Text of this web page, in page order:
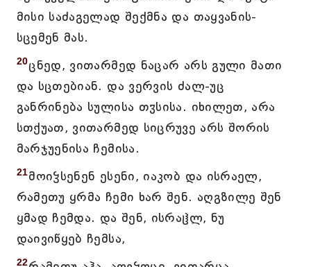
მისი საძაგელად შექმნა და თაყვანის-
სცემენ მას.
20ცნედ, ვითარმედ ნაცარ არს გული მათი
და სცთებიან. და ვერვის ძალ-უც
განრინება სულისა თჳსისა. იხილეთ, არა
სთქუათ, ვითარმედ სიცრუვე არს შორის
მარჯუენისა ჩემისა.
21მოიჴსენენ ესენი, იაკობ და ისრაელ,
რამეთუ ყრმა ჩემი ხარ შენ. აღგზილე შენ
ყმად ჩემდა. და შენ, ისრაჱლ, ნუ
დაივიწყებ ჩემსა,
22